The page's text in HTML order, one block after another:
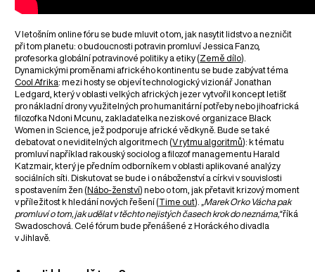
V letošním online fóru se bude mluvit o tom, jak nasytit lidstvo a nezničit
při tom planetu: o budoucnosti potravin promluví Jessica Fanzo,
profesorka globální potravinové politiky a etiky (Země dílo).
Dynamickými proměnami afrického kontinentu se bude zabývat téma
Cool Afrika: mezi hosty se objeví technologický vizionář Jonathan
Ledgard, který v oblasti velkých afrických jezer vytvořil koncept letišť
pro nákladní drony využitelných pro humanitární potřeby nebo jihoafrická
filozofka Ndoni Mcunu, zakladatelka neziskové organizace Black
Women in Science, jež podporuje africké vědkyně. Bude se také
debatovat o neviditelných algoritmech (V rytmu algoritmů): k tématu
promluví například rakouský sociolog a filozof managementu Harald
Katzmair, který je předním odborníkem v oblasti aplikované analýzy
sociálních síti. Diskutovat se bude i o náboženství a církvi v souvislosti
s postavením žen ( Nábo-ženství) nebo o tom, jak přetavit krizový moment
v příležitost k hledání nových řešení (Time out). „Marek Orko Vácha pak
promluví o tom, jak udělat v těchto nejistých časech krok do neznáma,“říká
Swadoschová. Celé fórum bude přenášené z Horáckého divadla
v Jihlavě.